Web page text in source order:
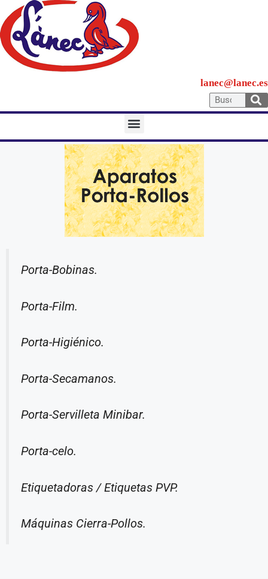
lanec@lanec.es
APARATOS Porta-
Rollos
Porta-Bobinas.
Porta-Film.
Porta-Higiénico.
Porta-Secamanos.
Porta-Servilleta Minibar.
Porta-celo.
Etiquetadoras / Etiquetas PVP.
Máquinas Cierra-Pollos.